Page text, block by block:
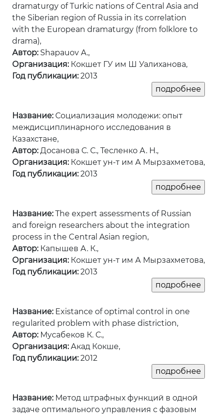
dramaturgy of Turkic nations of Central Asia and
the Siberian region of Russia in its correlation
with the European dramaturgy (from folklore to
drama),
Автор:Shapauov A.,
Организация:Кокшет ГУ им Ш Уалиханова,
Год публикации:2013
Название:Социализация молодежи: опыт
междисциплинарного исследования в
Казахстане,
Автор:Досанова С. С., Тесленко А. Н.,
Организация:Кокшет ун-т им А Мырзахметова,
Год публикации:2013
Название:The expert assessments of Russian
and foreign researchers about the integration
process in the Central Asian region,
Автор:Капышев А. К.,
Организация:Кокшет ун-т им А Мырзахметова,
Год публикации:2013
Название:Existance of optimal control in one
regularited problem with phase distriction,
Автор:Мусабеков К. С.,
Организация:Акад Кокше,
Год публикации:2012
Название:Метод штрафных функций в одной
задаче оптимального управления с фазовым